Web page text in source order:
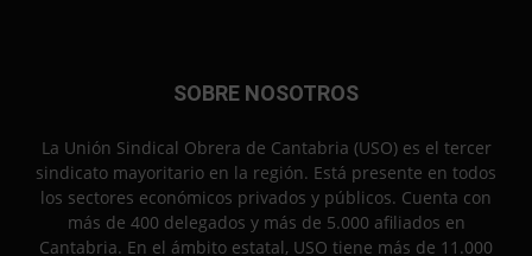
SOBRE NOSOTROS
La Unión Sindical Obrera de Cantabria (USO) es el tercer
sindicato mayoritario en la región. Está presente en todos
los sectores económicos privados y públicos. Cuenta con
más de 400 delegados y más de 5.000 afiliados en
Cantabria. En el ámbito estatal, USO tiene más de 11.000